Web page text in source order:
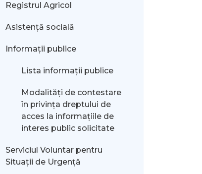
Registrul Agricol
Asistență socială
Informații publice
Lista informații publice
Modalităţi de contestare
în privinţa dreptului de
acces la informaţiile de
interes public solicitate
Serviciul Voluntar pentru
Situații de Urgență